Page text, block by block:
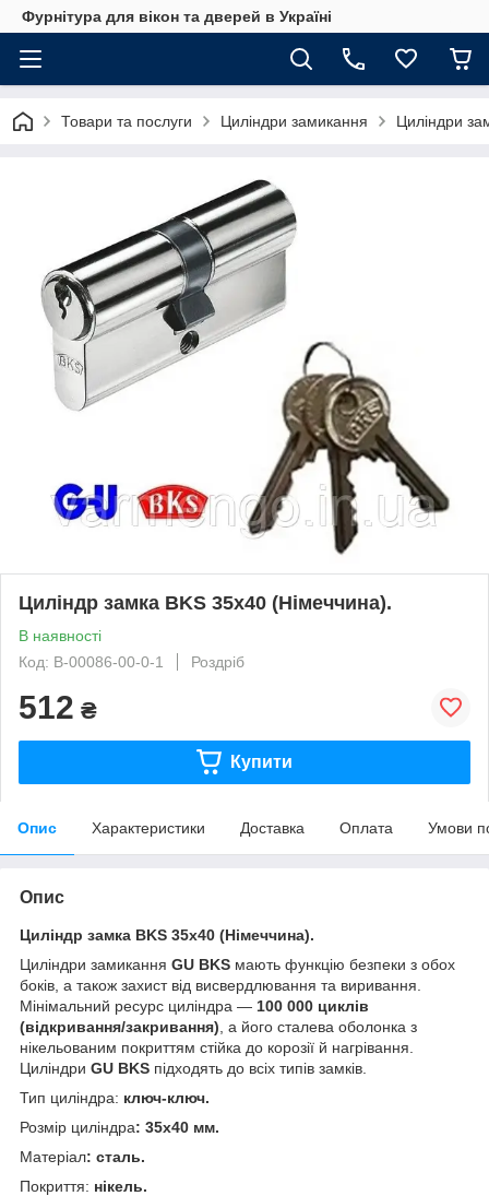
Фурнітура для вікон та дверей в Україні
Товари та послуги Циліндри замикання Циліндри
Циліндр замка BKS 35х40 (Німеччина).
В наявності
Код: B-00086-00-0-1
Роздріб
512 ₴
Купити
Опис Характеристики Доставка Оплата Умови
Опис
Циліндр замка BKS 35х40 (Німеччина).
Циліндри замикання GU BKS мають функцію безпеки з обох
боків, а також захист від висвердлювання та виривання.
Мінімальний ресурс циліндра — 100 000 циклів
(відкривання/закривання) , а його сталева оболонка з
нікельованим покриттям стійка до корозії й нагрівання.
Циліндри GU BKS підходять до всіх типів замків.
Тип циліндра: ключ-ключ.
Розмір циліндра: 35х40 мм.
Матеріал: сталь.
Покриття: нікель.